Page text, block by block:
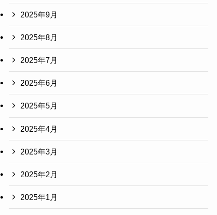
2025年9月
2025年8月
2025年7月
2025年6月
2025年5月
2025年4月
2025年3月
2025年2月
2025年1月